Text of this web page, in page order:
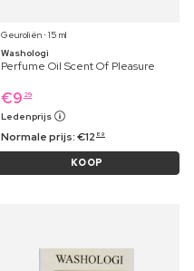
Geuroliën ⋅ 15 ml
Washologi
Perfume Oil Scent Of Pleasure
€9 29
Ledenprijs
Normale prijs:€12 89
KOOP